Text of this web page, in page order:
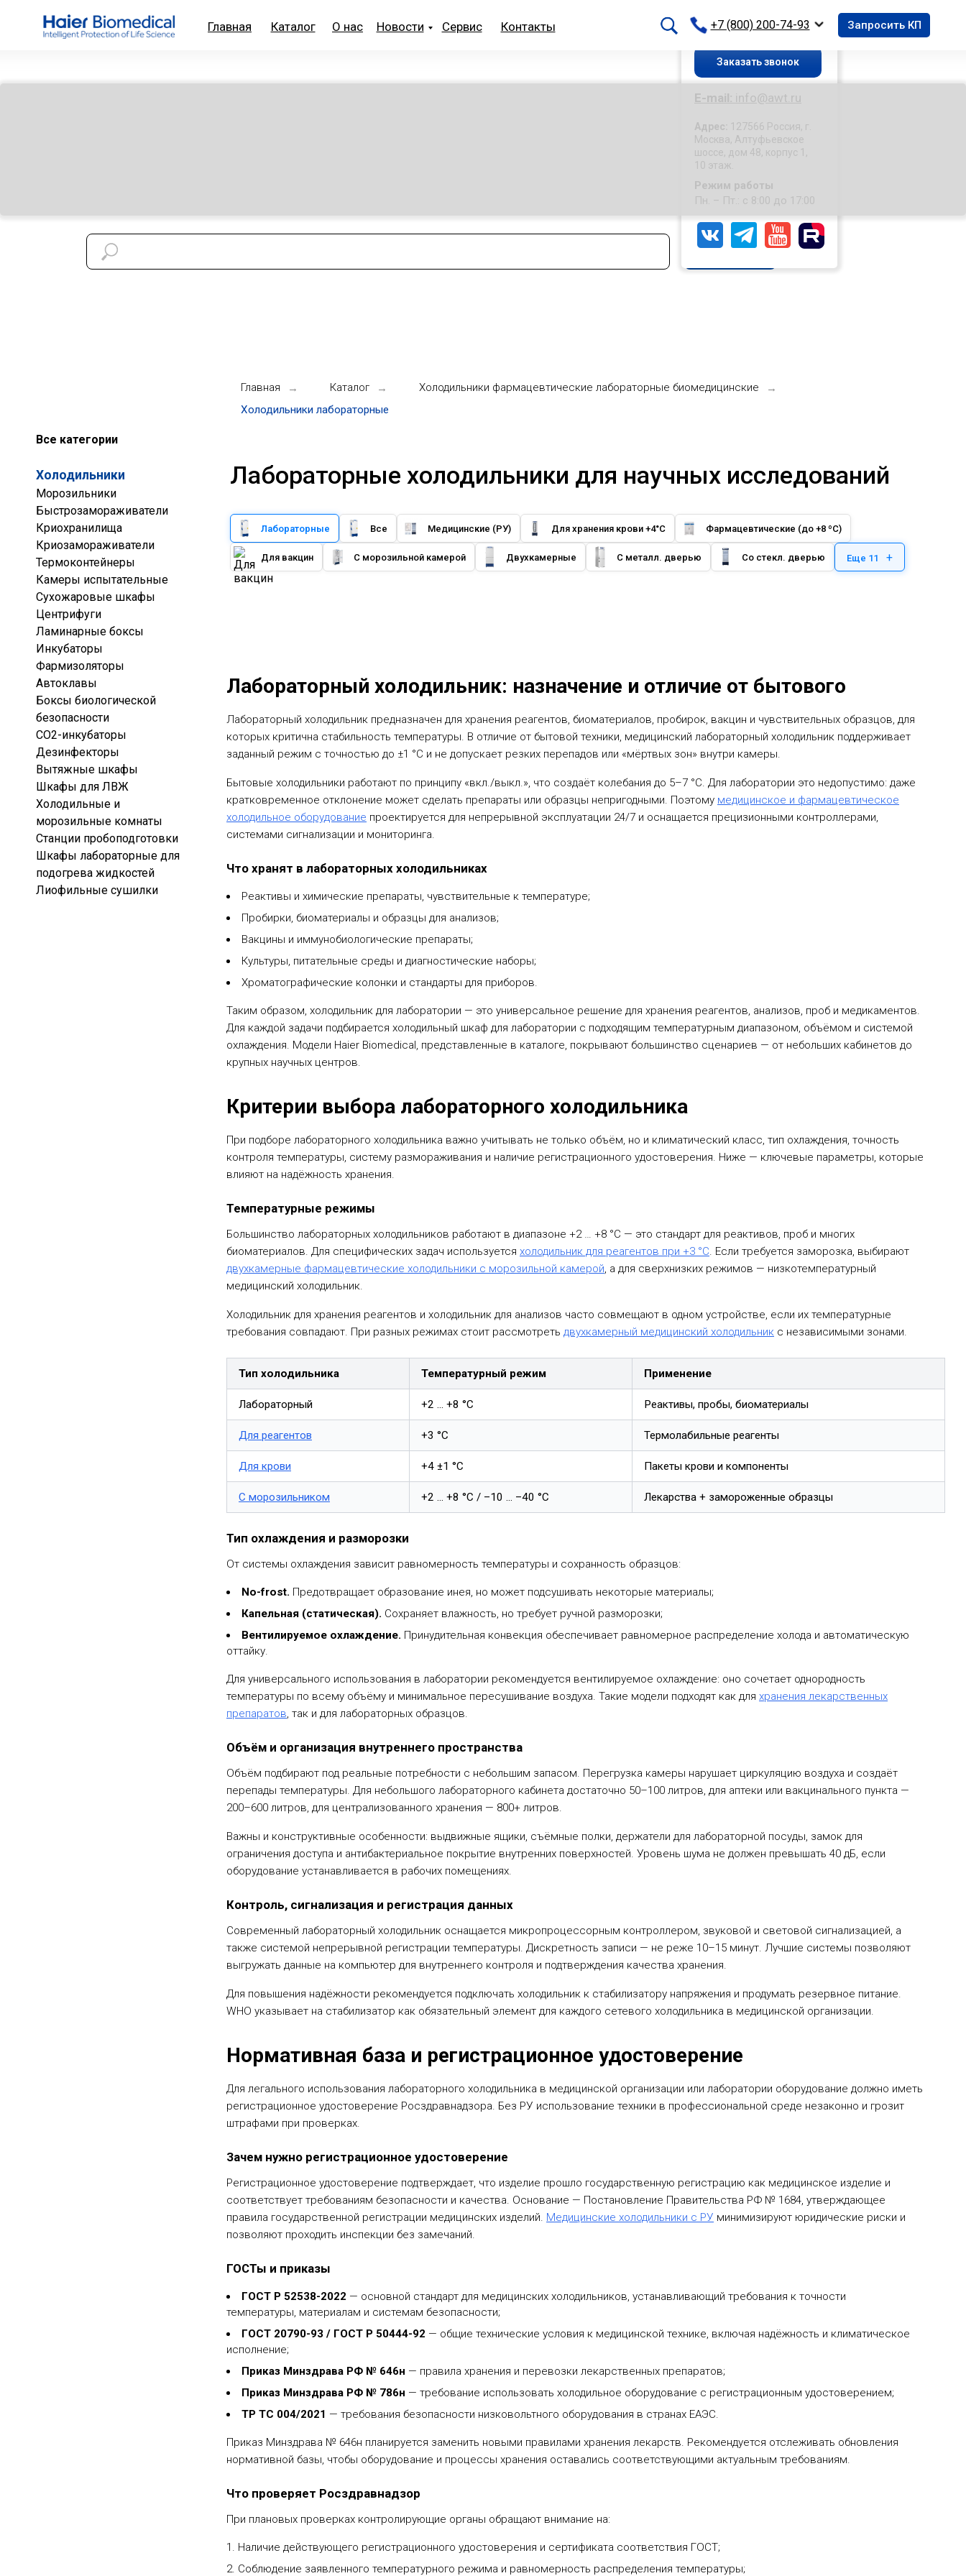
Сервис Контакты
Новости
О нас
Главная Каталог Запросить КП
+7 (800) 200-74-93
Режим работы
Пн. – Пт.: с 8:00 до 17:00
Адрес:
127566 Россия, г.
Москва, Алтуфьевское
шоссе, дом 48, корпус 1,
10 этаж.
E-mail: info@awt.ru
+7 (999) 078-72-83
Заказать звонок
Поиск
Все категории
Холодильники
Морозильники
Быстрозамораживатели
Криохранилища
Криозамораживатели
Термоконтейнеры
Камеры испытательные
Сухожаровые шкафы
Центрифуги
Ламинарные боксы
Инкубаторы
Фармизоляторы
Автоклавы
Боксы биологической
безопасности
CO2-инкубаторы
Дезинфекторы
Вытяжные шкафы
Шкафы для ЛВЖ
Холодильные и
морозильные комнаты
Станции пробоподготовки
Шкафы лабораторные для
подогрева жидкостей
Лиофильные сушилки
Главная → Каталог → Холодильники фармацевтические лабораторные биомедицинские →
Холодильники лабораторные
Лабораторные холодильники для научных исследований
Лабораторные Все Медицинские (РУ) Для хранения крови +4°C Фармацевтические (до +8 ºС)
Для вакцин С морозильной камерой Двухкамерные С металл. дверью Со стекл. дверью Еще 11 +
Лабораторный холодильник: назначение и отличие от бытового
Лабораторный холодильник предназначен для хранения реагентов, биоматериалов, пробирок, вакцин и чувствительных образцов, для
которых критична стабильность температуры. В отличие от бытовой техники, медицинский лабораторный холодильник поддерживает
заданный режим с точностью до ±1 °C и не допускает резких перепадов или «мёртвых зон» внутри камеры.
Бытовые холодильники работают по принципу «вкл./выкл.», что создаёт колебания до 5–7 °C. Для лаборатории это недопустимо: даже
кратковременное отклонение может сделать препараты или образцы непригодными. Поэтому медицинское и фармацевтическое
холодильное оборудование проектируется для непрерывной эксплуатации 24/7 и оснащается прецизионными контроллерами,
системами сигнализации и мониторинга.
Что хранят в лабораторных холодильниках
Реактивы и химические препараты, чувствительные к температуре;
Пробирки, биоматериалы и образцы для анализов;
Вакцины и иммунобиологические препараты;
Культуры, питательные среды и диагностические наборы;
Хроматографические колонки и стандарты для приборов.
Таким образом, холодильник для лаборатории — это универсальное решение для хранения реагентов, анализов, проб и медикаментов.
Для каждой задачи подбирается холодильный шкаф для лаборатории с подходящим температурным диапазоном, объёмом и системой
охлаждения. Модели Haier Biomedical, представленные в каталоге, покрывают большинство сценариев — от небольших кабинетов до
крупных научных центров.
Критерии выбора лабораторного холодильника
При подборе лабораторного холодильника важно учитывать не только объём, но и климатический класс, тип охлаждения, точность
контроля температуры, систему размораживания и наличие регистрационного удостоверения. Ниже — ключевые параметры, которые
влияют на надёжность хранения.
Температурные режимы
Большинство лабораторных холодильников работают в диапазоне +2 … +8 °C — это стандарт для реактивов, проб и многих
биоматериалов. Для специфических задач используется холодильник для реагентов при +3 °C. Если требуется заморозка, выбирают
двухкамерные фармацевтические холодильники с морозильной камерой, а для сверхнизких режимов — низкотемпературный
медицинский холодильник.
Холодильник для хранения реагентов и холодильник для анализов часто совмещают в одном устройстве, если их температурные
требования совпадают. При разных режимах стоит рассмотреть двухкамерный медицинский холодильник с независимыми зонами.
Тип холодильника Температурный режим Применение
Лабораторный +2 … +8 °C Реактивы, пробы, биоматериалы
Для реагентов +3 °C Термолабильные реагенты
Для крови +4 ±1 °C Пакеты крови и компоненты
С морозильником +2 … +8 °C / –10 … –40 °C Лекарства + замороженные образцы
Тип охлаждения и разморозки
От системы охлаждения зависит равномерность температуры и сохранность образцов:
No-frost. Предотвращает образование инея, но может подсушивать некоторые материалы;
Капельная (статическая). Сохраняет влажность, но требует ручной разморозки;
Вентилируемое охлаждение. Принудительная конвекция обеспечивает равномерное распределение холода и автоматическую
оттайку.
Для универсального использования в лаборатории рекомендуется вентилируемое охлаждение: оно сочетает однородность
температуры по всему объёму и минимальное пересушивание воздуха. Такие модели подходят как для хранения лекарственных
препаратов, так и для лабораторных образцов.
Объём и организация внутреннего пространства
Объём подбирают под реальные потребности с небольшим запасом. Перегрузка камеры нарушает циркуляцию воздуха и создаёт
перепады температуры. Для небольшого лабораторного кабинета достаточно 50–100 литров, для аптеки или вакцинального пункта —
200–600 литров, для централизованного хранения — 800+ литров.
Важны и конструктивные особенности: выдвижные ящики, съёмные полки, держатели для лабораторной посуды, замок для
ограничения доступа и антибактериальное покрытие внутренних поверхностей. Уровень шума не должен превышать 40 дБ, если
оборудование устанавливается в рабочих помещениях.
Контроль, сигнализация и регистрация данных
Современный лабораторный холодильник оснащается микропроцессорным контроллером, звуковой и световой сигнализацией, а
также системой непрерывной регистрации температуры. Дискретность записи — не реже 10–15 минут. Лучшие системы позволяют
выгружать данные на компьютер для внутреннего контроля и подтверждения качества хранения.
Для повышения надёжности рекомендуется подключать холодильник к стабилизатору напряжения и продумать резервное питание.
WHO указывает на стабилизатор как обязательный элемент для каждого сетевого холодильника в медицинской организации.
Нормативная база и регистрационное удостоверение
Для легального использования лабораторного холодильника в медицинской организации или лаборатории оборудование должно иметь
регистрационное удостоверение Росздравнадзора. Без РУ использование техники в профессиональной среде незаконно и грозит
штрафами при проверках.
Зачем нужно регистрационное удостоверение
Регистрационное удостоверение подтверждает, что изделие прошло государственную регистрацию как медицинское изделие и
соответствует требованиям безопасности и качества. Основание — Постановление Правительства РФ № 1684, утверждающее
правила государственной регистрации медицинских изделий. Медицинские холодильники с РУ минимизируют юридические риски и
позволяют проходить инспекции без замечаний.
ГОСТы и приказы
ГОСТ Р 52538-2022 — основной стандарт для медицинских холодильников, устанавливающий требования к точности
температуры, материалам и системам безопасности;
ГОСТ 20790-93 / ГОСТ Р 50444-92 — общие технические условия к медицинской технике, включая надёжность и климатическое
исполнение;
Приказ Минздрава РФ № 646н — правила хранения и перевозки лекарственных препаратов;
Приказ Минздрава РФ № 786н — требование использовать холодильное оборудование с регистрационным удостоверением;
ТР ТС 004/2021 — требования безопасности низковольтного оборудования в странах ЕАЭС.
Приказ Минздрава № 646н планируется заменить новыми правилами хранения лекарств. Рекомендуется отслеживать обновления
нормативной базы, чтобы оборудование и процессы хранения оставались соответствующими актуальным требованиям.
Что проверяет Росздравнадзор
При плановых проверках контролирующие органы обращают внимание на:
Наличие действующего регистрационного удостоверения и сертификата соответствия ГОСТ;
Соблюдение заявленного температурного режима и равномерность распределения температуры;